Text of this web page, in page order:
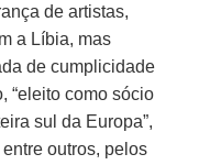
de artistas,
a Líbia, mas
de cumplicidade
“eleito como sócio
sul da Europa”,
outros, pelos